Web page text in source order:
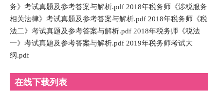
务》考试真题及参考答案与解析.pdf 2018年税务师《涉税服务
相关法律》考试真题及参考答案与解析.pdf 2018年税务师《税
法二》考试真题及参考答案与解析.pdf 2018年税务师《税法
一》考试真题及参考答案与解析.pdf 2019年税务师考试大
纲.pdf
在线下载列表